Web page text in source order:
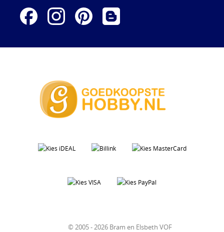
© 2005 - 2026 Bram en Elsbeth VOF